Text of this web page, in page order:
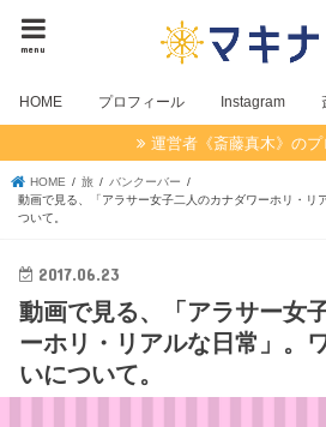
menu
HOME プロフィール Instagram
運営者《斎藤真木》の
HOME 旅
バンクーバー
動画で見る、「アラサー女子二人のカナダワーホリ・リ
ついて。
2017.06.23
動画で見る、「アラサー女
ーホリ・リアルな日常」。
いについて。